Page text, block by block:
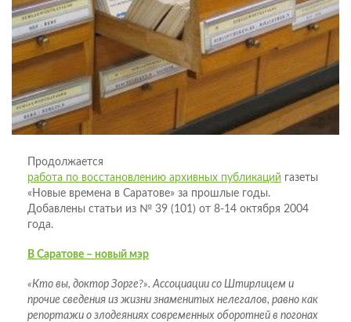
Продолжается
работа по восстановлению архивных публикаций газеты
«Новые времена в Саратове» за прошлые годы.
Добавлены статьи из № 39 (101) от 8-14 октября 2004
года.
В Саратове – новый мэр
«Кто вы, доктор Зорге?». Ассоциации со Штирлицем и
прочие сведения из жизни знаменитых нелегалов, равно как
репортажи о злодеяниях современных оборотней в погонах